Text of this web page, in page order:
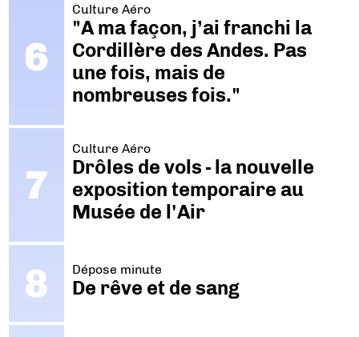
Culture Aéro
"A ma façon, j’ai franchi la
Cordillère des Andes. Pas
une fois, mais de
nombreuses fois."
Culture Aéro
Drôles de vols - la nouvelle
exposition temporaire au
Musée de l'Air
Dépose minute
De rêve et de sang